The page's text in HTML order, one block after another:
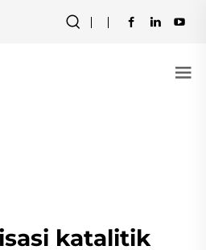
katalitik